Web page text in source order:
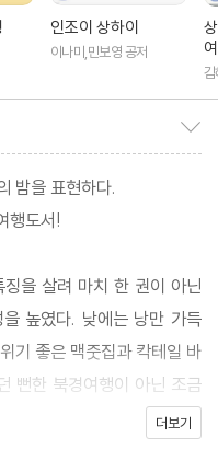
인조이 상하이
이나미,민보영 공저
김
밤을 표현하다.
행도서!
을 살려 마치 한 권이 아닌
높였다. 낮에는 낭만 가득
기 좋은 맥줏집과 칵테일 바
뻔한 북경여행이 아닌 조금
더보기